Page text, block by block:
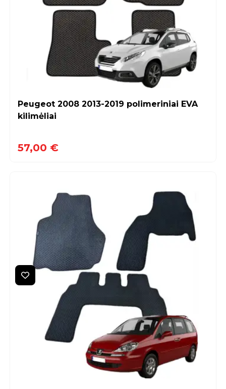
Peugeot 2008 2013-2019 polimeriniai EVA
kilimėliai
57,00 €